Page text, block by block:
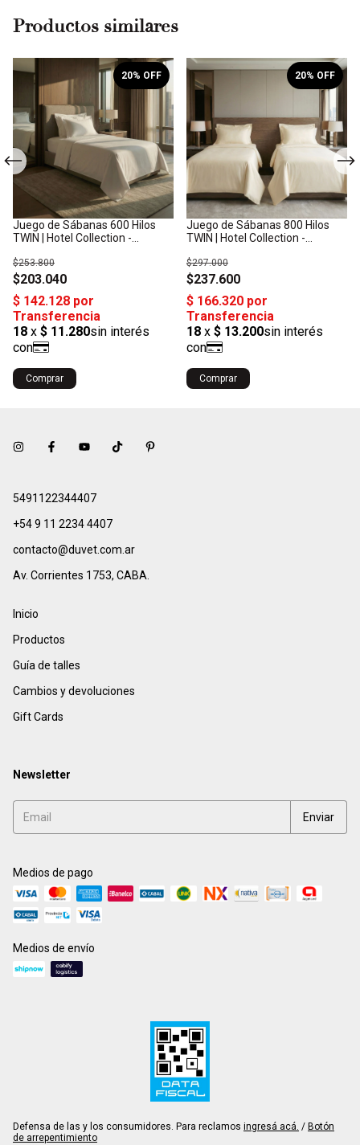
Productos similares
Juego de Sábanas 600 Hilos
TWIN | Hotel Collection -
$203.040
$253.800
20% OFF
Comprar
Juego de Sábanas 800 Hilos
TWIN | Hotel Collection -
$237.600
$297.000
20% OFF
Comprar
5491122344407
+54 9 11 2234 4407
contacto@duvet.com.ar
Av. Corrientes 1753, CABA.
Inicio
Productos
Guía de talles
Cambios y devoluciones
Gift Cards
Newsletter
Medios de pago
Medios de envío
Defensa de las y los consumidores. Para reclamos ingresá acá. / Botón
de arrepentimiento